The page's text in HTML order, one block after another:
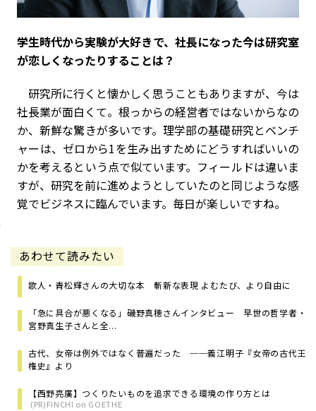
――学生時代から実験が大好きで、社長になった今は研究室
が恋しくなったりすることは？
研究所に行くと懐かしく思うこともありますが、今は
社長業が面白くて。根っからの経営者ではないからなの
か、新鮮な驚きが多いです。理学部の基礎研究とベンチ
ャーは、ゼロから1を生み出すためにどうすればいいの
かを考えるという点で似ています。フィールドは違いま
すが、研究を前に進めようとしていたのと同じような感
覚でビジネスに臨んでいます。毎日が楽しいですね。
あわせて読みたい
歌人・青松輝さんの大切な本 斬新な表現 よむたび、より自由に
「急に具合が悪くなる」磯野真穂さんインタビュー 早世の哲学者・
宮野真生子さんと全...
古代、女帝は例外ではなく普遍だった ──義江明子『女帝の古代王
権史』より
【西野亮廣】つくりたいものを追求できる環境の作り方とは
(PR)FINCHI on GOETHE